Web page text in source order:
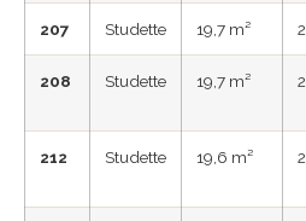
207 Studette 19,7 m² 2
208 Studette 19,7 m² 2
212 Studette 19,6 m² 2